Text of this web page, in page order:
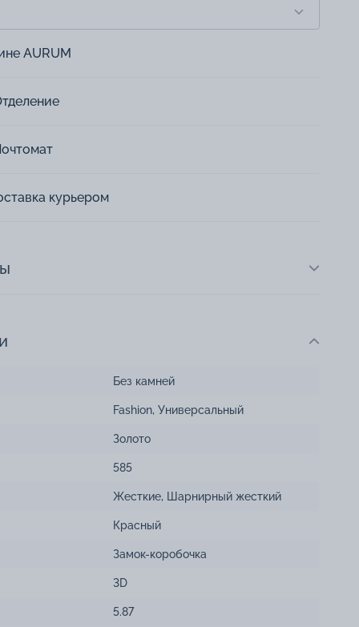
AURUM
курьером
Без камней
Fashion, Универсальный
Золото
585
Жесткие, Шарнирный жесткий
Красный
Замок-коробочка
3D
5.87